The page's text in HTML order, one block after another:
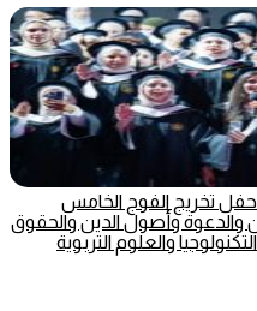
تخريج الفوج الخامس
والدعوة وأصول الدين والحقوق
والعلوم التربوية